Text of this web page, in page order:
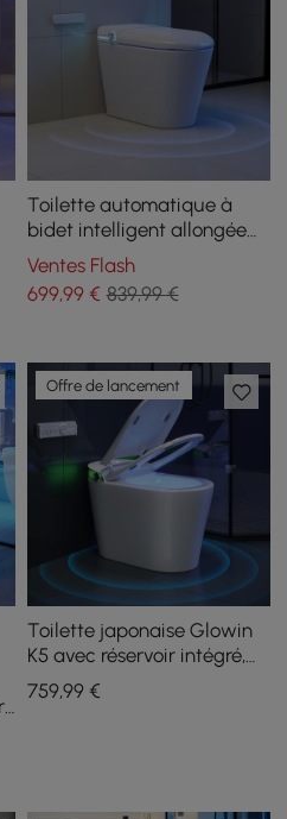
Toilette automatique à
bidet intelligent allongée
monobloc avec réservoir
intégré et aromathérapie
Ventes Flash
699,99€ 839,99 €
Offre de lancement
Toilette japonaise Glowin
K5 avec réservoir intégré,
abattant à ouverture
automatique, siège enfant,
759,99€